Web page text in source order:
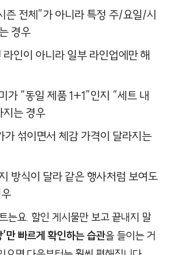
즌 전체”가 아니라 특정 주/요일/시
경우
라인이 아니라 일부 라인업에만 해
가 “동일 제품 1+1”인지 “세트 내
지는 경우
섞이면서 체감 가격이 달라지는
방식이 달라 같은 행사처럼 보여도
는요. 할인 게시물만 보고 끝내지 말
만 빠르게 확인하는 습관을 들이는 거